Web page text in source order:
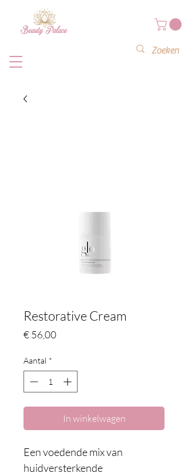
Restorative Cream
€ 56,00Prijs
Aantal *
In winkelwagen
Een voedende mix van
huidversterkende